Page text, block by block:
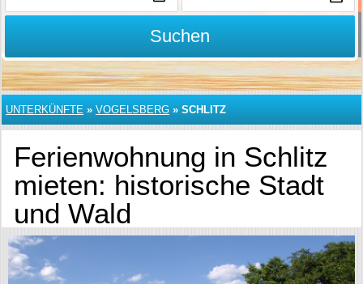
Suchen
UNTERKÜNFTE » VOGELSBERG » SCHLITZ
Ferienwohnung in Schlitz
mieten: historische Stadt
und Wald